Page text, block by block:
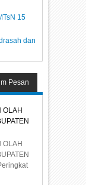
15
dan
Pesan
OLAH
OLAH